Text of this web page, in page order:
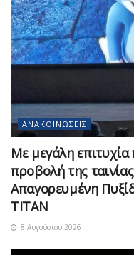
ΑΝΑΚΟΙΝΏΣΕΙΣ
Με μεγάλη
προβολή της
Απαγορευμένη
ΤΙΤΑΝ
8 Αυγούστου 2026